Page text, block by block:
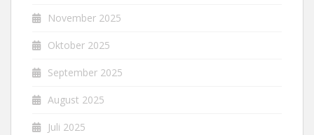
November 2025
Oktober 2025
September 2025
August 2025
Juli 2025